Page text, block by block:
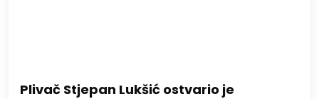
Plivač Stjepan Lukšić ostvario je